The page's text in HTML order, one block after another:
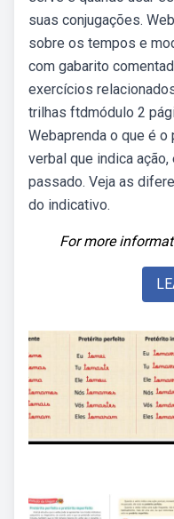
suas conjugações.
sobre os tempos e
com gabarito
exercícios
trilhas ftdmódulo 2
Webaprenda o que é
verbal que indica
passado. Veja as
do indicativo.
For more